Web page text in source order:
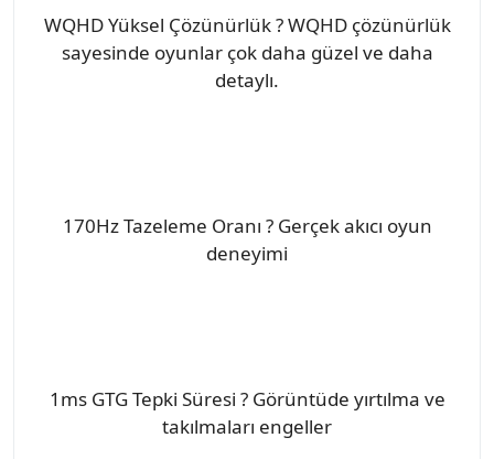
WQHD Yüksel Çözünürlük ? WQHD çözünürlük
sayesinde oyunlar çok daha güzel ve daha
detaylı.
170Hz Tazeleme Oranı ? Gerçek akıcı oyun
deneyimi
1ms GTG Tepki Süresi ? Görüntüde yırtılma ve
takılmaları engeller